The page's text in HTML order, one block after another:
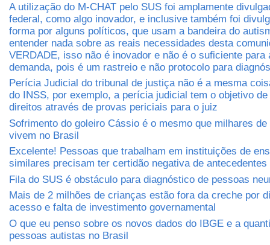
A utilização do M-CHAT pelo SUS foi amplamente
federal, como algo inovador, e inclusive também foi
forma por alguns políticos, que usam a bandeira do
entender nada sobre as reais necessidades desta
VERDADE, isso não é inovador e não é o suficiente para
demanda, pois é um rastreio e não protocolo para
Perícia Judicial do tribunal de justiça não é a mesma
do INSS, por exemplo, a perícia judicial tem o objetivo
direitos através de provas periciais para o juiz
Sofrimento do goleiro Cássio é o mesmo que milhares
vivem no Brasil
Excelente! Pessoas que trabalham em instituições de
similares precisam ter certidão negativa de
Fila do SUS é obstáculo para diagnóstico de pessoas
Mais de 2 milhões de crianças estão fora da creche por
acesso e falta de investimento governamental
O que eu penso sobre os novos dados do IBGE e a
pessoas autistas no Brasil